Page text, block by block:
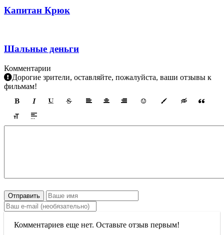
Капитан Крюк
Шальные деньги
Комментарии
Дорогие зрители, оставляйте, пожалуйста, ваши отзывы к
фильмам!
Отправить
Комментариев еще нет. Оставьте отзыв первым!